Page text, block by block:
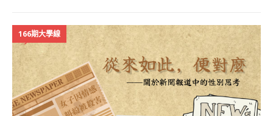
166期大學線